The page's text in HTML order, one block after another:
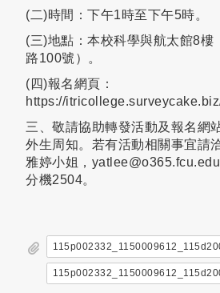
(二)時間：下午1時至下午5時。
(三)地點：本校科學與航太館8樓
路100號）。
(四)報名網頁：
https://
三、敬請協助轉發活動及報名網
外生周知。若有活動相關事宜請
雅婷小姐，
分機2504。